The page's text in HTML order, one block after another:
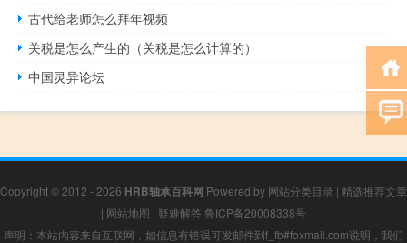
古代给老师怎么拜年视频
关税是怎么产生的（关税是怎么计算的）
中国灵异论坛
Copyright © 2012 - 2026 HRB轴承百科网 Powered by 网站分类目录 | 精选推荐文章
| 网站地图 | 疑难解答 鲁ICP备20008338号
声明：本站内容来自互联网，如信息有错误可发邮件到f_fb#foxmail.com说明，我们